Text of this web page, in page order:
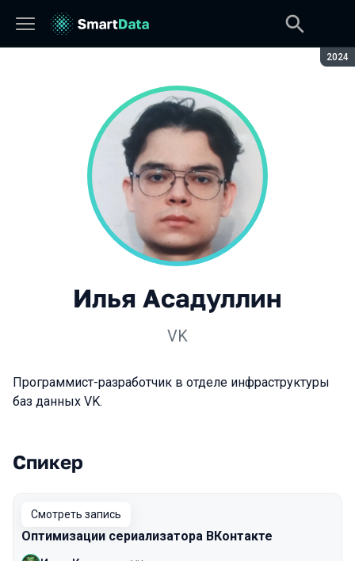
2024
Илья Асадуллин
VK
Программист-разработчик в отделе инфраструктуры
баз данных VK.
Выступления в сезоне 2024
Спикер
Смотреть запись
Оптимизации сериализатора ВКонтакте